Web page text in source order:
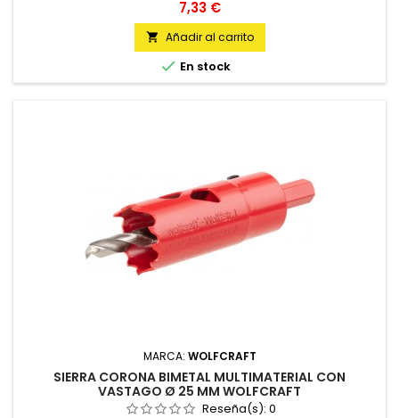
Precio
7,33 €
 Añadir al carrito
 En stock
MARCA: WOLFCRAFT
SIERRA CORONA BIMETAL MULTIMATERIAL CON
VASTAGO Ø 25 MM WOLFCRAFT
Reseña(s): 0